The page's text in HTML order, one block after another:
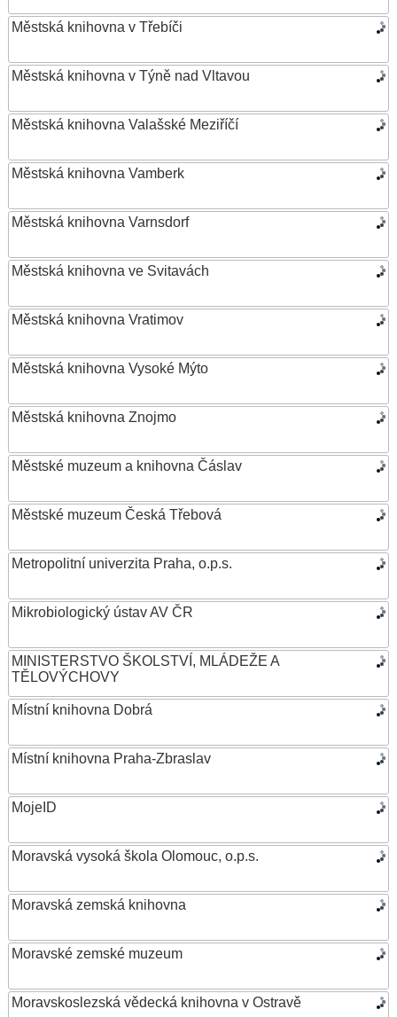
Městská knihovna v Třebíči
Městská knihovna v Týně nad Vltavou
Městská knihovna Valašské Meziříčí
Městská knihovna Vamberk
Městská knihovna Varnsdorf
Městská knihovna ve Svitavách
Městská knihovna Vratimov
Městská knihovna Vysoké Mýto
Městská knihovna Znojmo
Městské muzeum a knihovna Čáslav
Městské muzeum Česká Třebová
Metropolitní univerzita Praha, o.p.s.
Mikrobiologický ústav AV ČR
MINISTERSTVO ŠKOLSTVÍ, MLÁDEŽE A
TĚLOVÝCHOVY
Místní knihovna Dobrá
Místní knihovna Praha-Zbraslav
MojeID
Moravská vysoká škola Olomouc, o.p.s.
Moravská zemská knihovna
Moravské zemské muzeum
Moravskoslezská vědecká knihovna v Ostravě